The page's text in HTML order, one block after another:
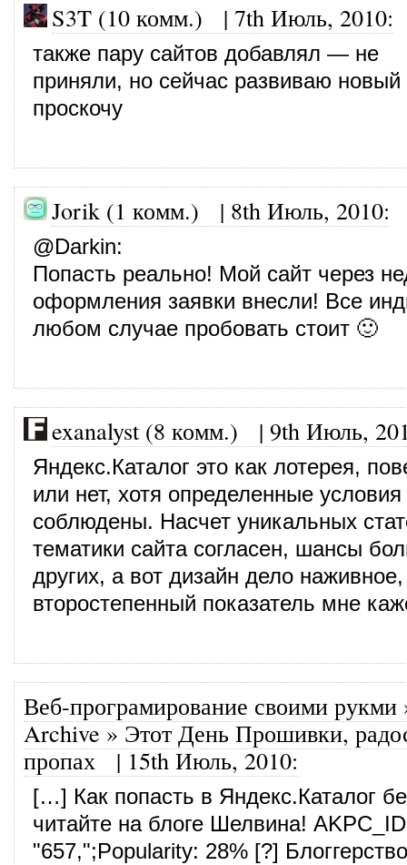
S3T (10 комм.) | 7th Июль, 2010:
также пару сайтов добавлял — не
приняли, но сейчас развиваю
проскочу
Jorik (1 комм.) | 8th Июль, 2010:
@Darkin:
Попасть реально! Мой сайт через
оформления заявки внесли! Все
любом случае пробовать стоит 🙂
exanalyst (8 комм.) | 9th Июль,
Яндекс.Каталог это как лотерея,
или нет, хотя определенные
соблюдены. Насчет уникальных
тематики сайта согласен, шансы
других, а вот дизайн дело наживное,
второстепенный показатель мне
Веб-програмирование своими рукми
Archive » Этот День Прошивки,
пропах|15th Июль, 2010:
[…] Как попасть в Яндекс.Каталог
читайте на блоге Шелвина!
"657,";Popularity: 28% [?]